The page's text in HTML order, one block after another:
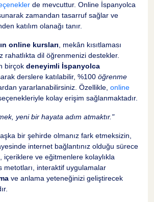
de mevcuttur. Online İspanyolca
zamandan tasarruf sağlar ve
katılım olanağı tanır.
online kursları , mekân kısıtlaması
rahatlıkta dil öğrenmenizi destekler.
birçok deneyimli İspanyolca
derslere katılabilir, %100 öğrenme
yararlanabilirsiniz. Özellikle, online
kolay erişim sağlanmaktadır.
yeni bir hayata adım atmaktır."
bir şehirde olmanız fark etmeksizin,
internet bağlantınız olduğu sürece
içeriklere ve eğitmenlere kolaylıkla
metotları, interaktif uygulamalar
ve anlama yeteneğinizi geliştirecek